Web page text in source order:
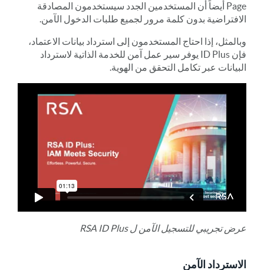
Page أيضاً أن المستخدمين الجدد سيستخدمون المصادقة
الافتراضية بدون كلمة مرور لجميع طلبات الدخول الآمن.
وبالمثل، إذا احتاج المستخدمون إلى استرداد بيانات الاعتماد،
فإن ID Plus يوفر سير عمل آمن للخدمة الذاتية لاسترداد
البيانات عبر تكامل التحقق من الهوية.
عرض تجريبي للتسجيل الآمن ل RSA ID Plus
الاسترداد الآمن